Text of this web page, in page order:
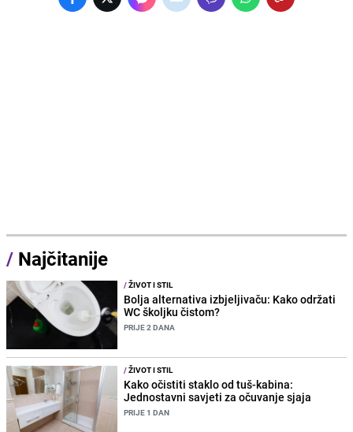
/ Najčitanije
/ŽIVOT I STIL
Bolja alternativa izbjeljivaču: Kako održati
WC školjku čistom?
PRIJE 2 DANA
/ŽIVOT I STIL
Kako očistiti staklo od tuš-kabina:
Jednostavni savjeti za očuvanje sjaja
PRIJE 1 DAN